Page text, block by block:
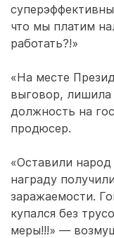
что мы платим
работать?!»
«На месте
выговор, лишила
должность на
продюсер.
«Оставили
награду
заражаемости.
купался без
меры!!!» —